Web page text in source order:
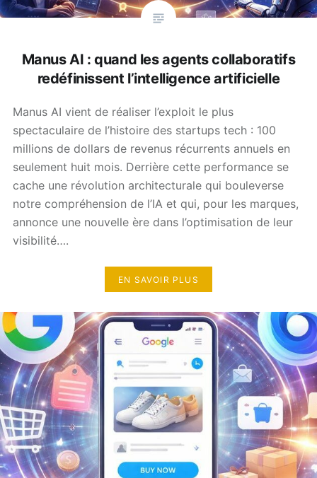
Manus AI : quand les agents collaboratifs
redéfinissent l’intelligence artificielle
Manus AI vient de réaliser l’exploit le plus
spectaculaire de l’histoire des startups tech : 100
millions de dollars de revenus récurrents annuels en
seulement huit mois. Derrière cette performance se
cache une révolution architecturale qui bouleverse
notre compréhension de l’IA et qui, pour les marques,
annonce une nouvelle ère dans l’optimisation de leur
visibilité….
EN SAVOIR PLUS